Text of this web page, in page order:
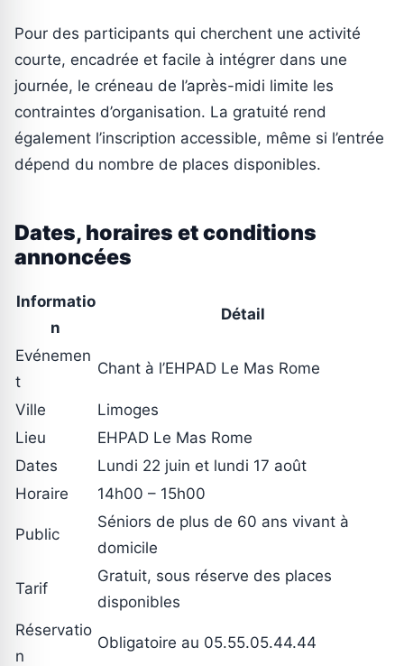
Pour des participants qui cherchent une activité
courte, encadrée et facile à intégrer dans une
journée, le créneau de l’après-midi limite les
contraintes d’organisation. La gratuité rend
également l’inscription accessible, même si l’entrée
dépend du nombre de places disponibles.
Dates, horaires et conditions
annoncées
Informatio
n
Détail
Evénemen
t
Chant à l’EHPAD Le Mas Rome
Ville
Limoges
Lieu
EHPAD Le Mas Rome
Dates
Lundi 22 juin et lundi 17 août
Horaire
14h00 – 15h00
Public
Séniors de plus de 60 ans vivant à
domicile
Tarif
Gratuit, sous réserve des places
disponibles
Réservatio
n
Obligatoire au 05.55.05.44.44